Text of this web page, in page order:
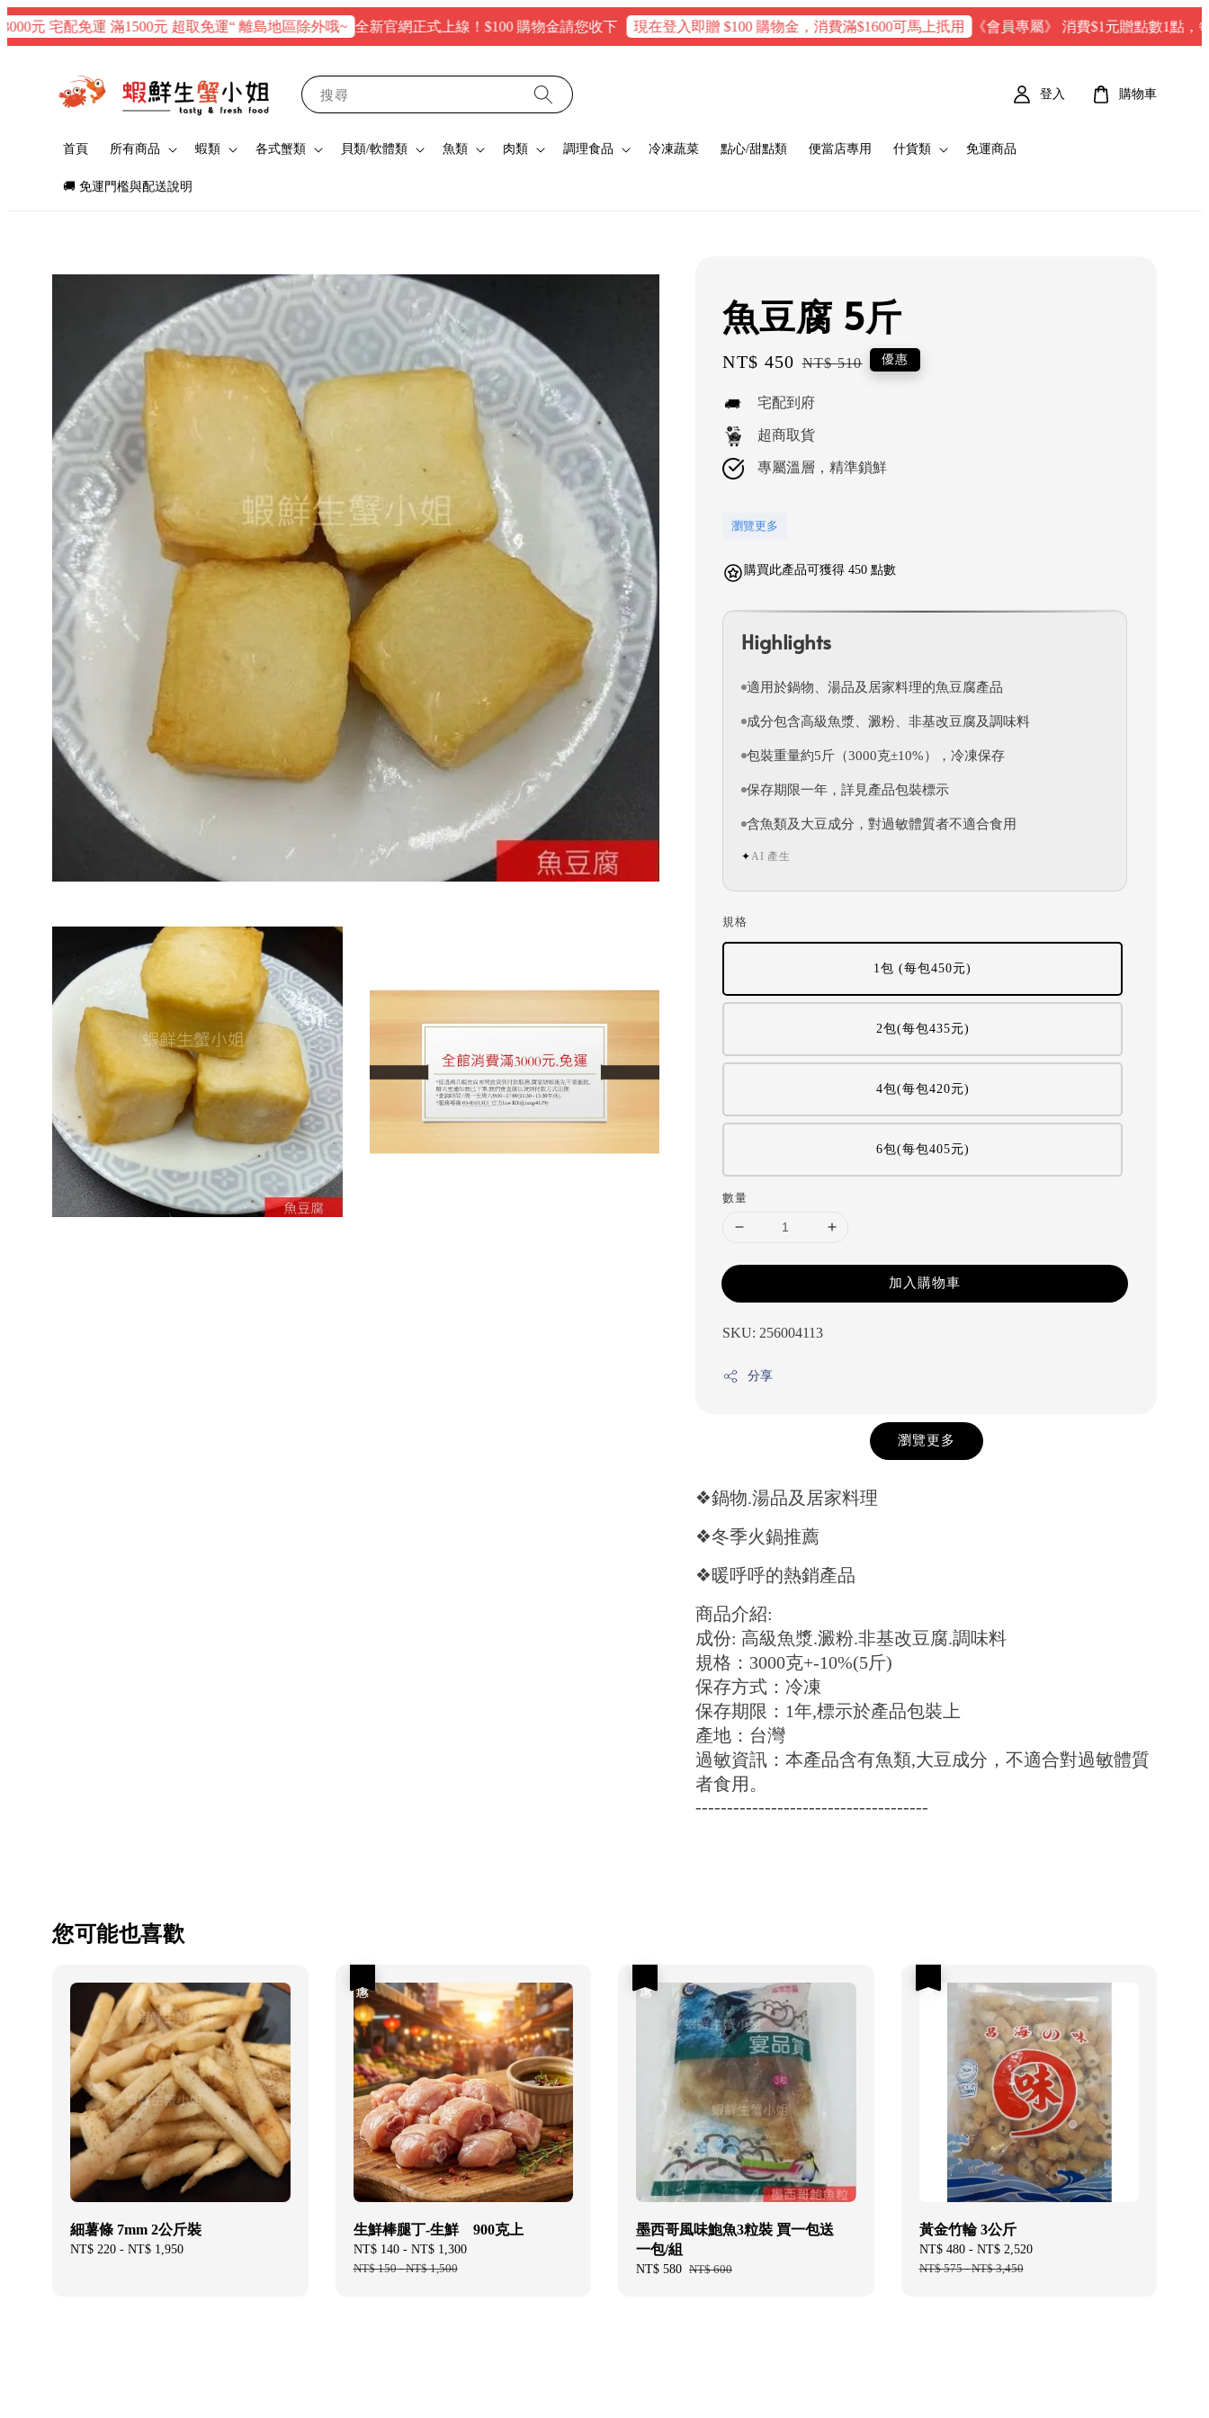
宅配免運 滿1500元 超取免運“ 離島地區除外哦~ 全新官網正式上線！$100 購物金請您收下 現在登入即贈 $100 購物金，消費滿$1600可馬上扺用 《會員專屬》 消費$1元贈點數1點，每100
搜尋
首頁 所有商品 蝦類 各式蟹類 貝類/軟體類 魚類 肉類 調理食品 冷凍蔬菜 點心/甜點類 便當店專用 什貨類 免運商品
🚚 免運門檻與配送說明
登入 購物車
魚豆腐 5斤
Sale
NT$ 450 Regular
NT$ 510 優惠
宅配到府
超商取貨
專屬溫層，精準鎖鮮
瀏覽更多
購買此產品可獲得 450 點數
Highlights
適用於鍋物、湯品及居家料理的魚豆腐產品
成分包含高級魚漿、澱粉、非基改豆腐及調味料
包裝重量約5斤（3000克±10%），冷凍保存
保存期限一年，詳見產品包裝標示
含魚類及大豆成分，對過敏體質者不適合食用
✦ AI 產生
規格
1包 (每包450元)
2包(每包435元)
4包(每包420元)
6包(每包405元)
數量
加入購物車
SKU: 256004113
分享
瀏覽更多
❖鍋物.湯品及居家料理
❖冬季火鍋推薦
❖暖呼呼的熱銷產品
商品介紹:
成份: 高級魚漿.澱粉.非基改豆腐.調味料
規格：3000克+-10%(5斤)
保存方式：冷凍
保存期限：1年,標示於產品包裝上
產地：台灣
過敏資訊：本產品含有魚類,大豆成分，不適合對過敏體質
者食用。
-------------------------------------
您可能也喜歡
細薯條 7mm 2公斤裝
Regular
NT$ 220 - NT$ 1,950
生鮮棒腿丁-生鮮 900克上
Sale
price
NT$ 140- NT$ 1,300
NT$ 150-NT$ 1,500
墨西哥風味鮑魚3粒裝 買一包送
一包/組
Sale
NT$ 580 Regular
NT$ 600
黃金竹輪 3公斤
Sale
price
NT$ 480- NT$ 2,520
NT$ 575-NT$ 3,450